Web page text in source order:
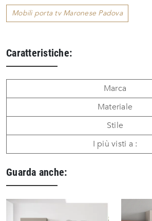
Mobili porta tv Maronese Padova
Caratteristiche:
Marca
Materiale
Stile
I più visti a :
Guarda anche: